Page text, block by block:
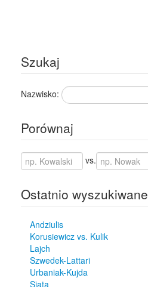
Szukaj
Nazwisko:
Porównaj
vs.
Ostatnio wyszukiwane
Andziulis
Korusiewicz vs. Kulik
Lajch
Szwedek-Lattari
Urbaniak-Kujda
Siata